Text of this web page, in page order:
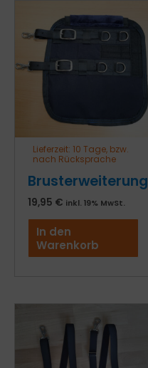
Lieferzeit: 10 Tage, bzw.
nach Rücksprache
Brusterweiterung
19,95 € inkl. 19% MwSt.
In den
Warenkorb